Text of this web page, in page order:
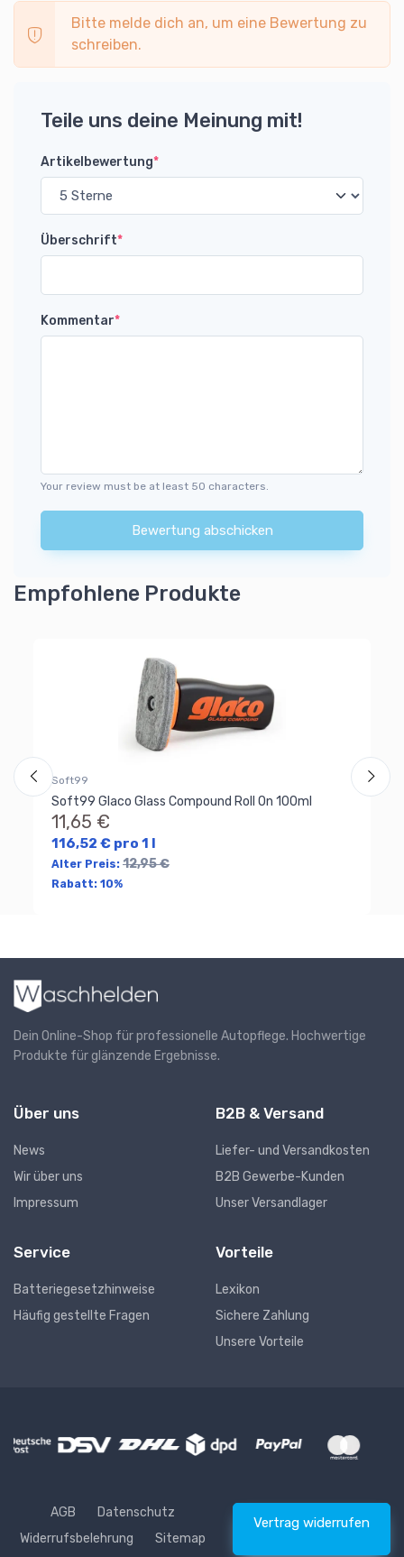
Bitte melde dich an, um eine Bewertung zu
schreiben.
Teile uns deine Meinung mit!
Artikelbewertung*
Überschrift*
Kommentar*
Your review must be at least 50 characters.
Bewertung abschicken
Empfohlene Produkte
Soft99
Soft99 Glaco Glass Compound Roll On 100ml
11,65 €
116,52 € pro 1 l
Alter Preis: 12,95 €
Rabatt: 10%
Dein Online-Shop für professionelle Autopflege. Hochwertige
Produkte für glänzende Ergebnisse.
Über uns
News
Wir über uns
Impressum
B2B & Versand
Liefer- und Versandkosten
B2B Gewerbe-Kunden
Unser Versandlager
Service
Batteriegesetzhinweise
Häufig gestellte Fragen
Vorteile
Lexikon
Sichere Zahlung
Unsere Vorteile
AGB
Datenschutz
Widerrufsbelehrung
Sitemap
Vertrag widerrufen